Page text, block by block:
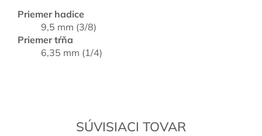
SÚVISIACI TOVAR
Priemer hadice
9,5 mm (3/8)
Priemer tŕňa
6,35 mm (1/4)